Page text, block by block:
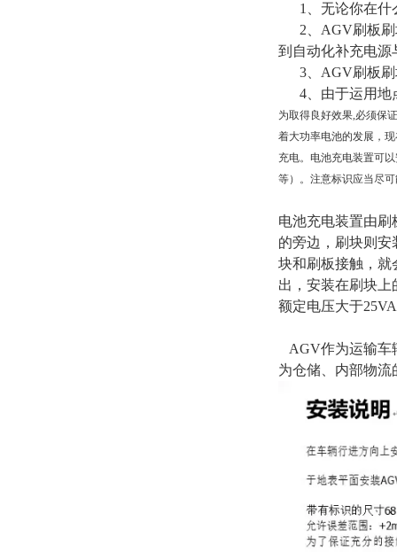
1、无论你在什
2、AGV刷板刷
到自动化补充电源
3、AGV刷板刷
4、由于运用地
为取得良好效果,必须保
着大功率电池的发展，
充电。电池充电装置可
等）。注意标识应当尽
电池充电装置由
的旁边，刷块则
块和刷板接触，就
出，安装在刷块上
额定电压大于
AGV作为运输车
为仓储、内部物